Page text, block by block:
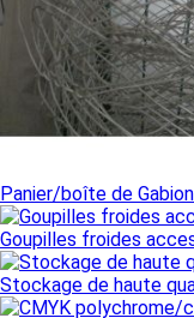
Panier/boîte de
Goupilles froides
Stockage de haute